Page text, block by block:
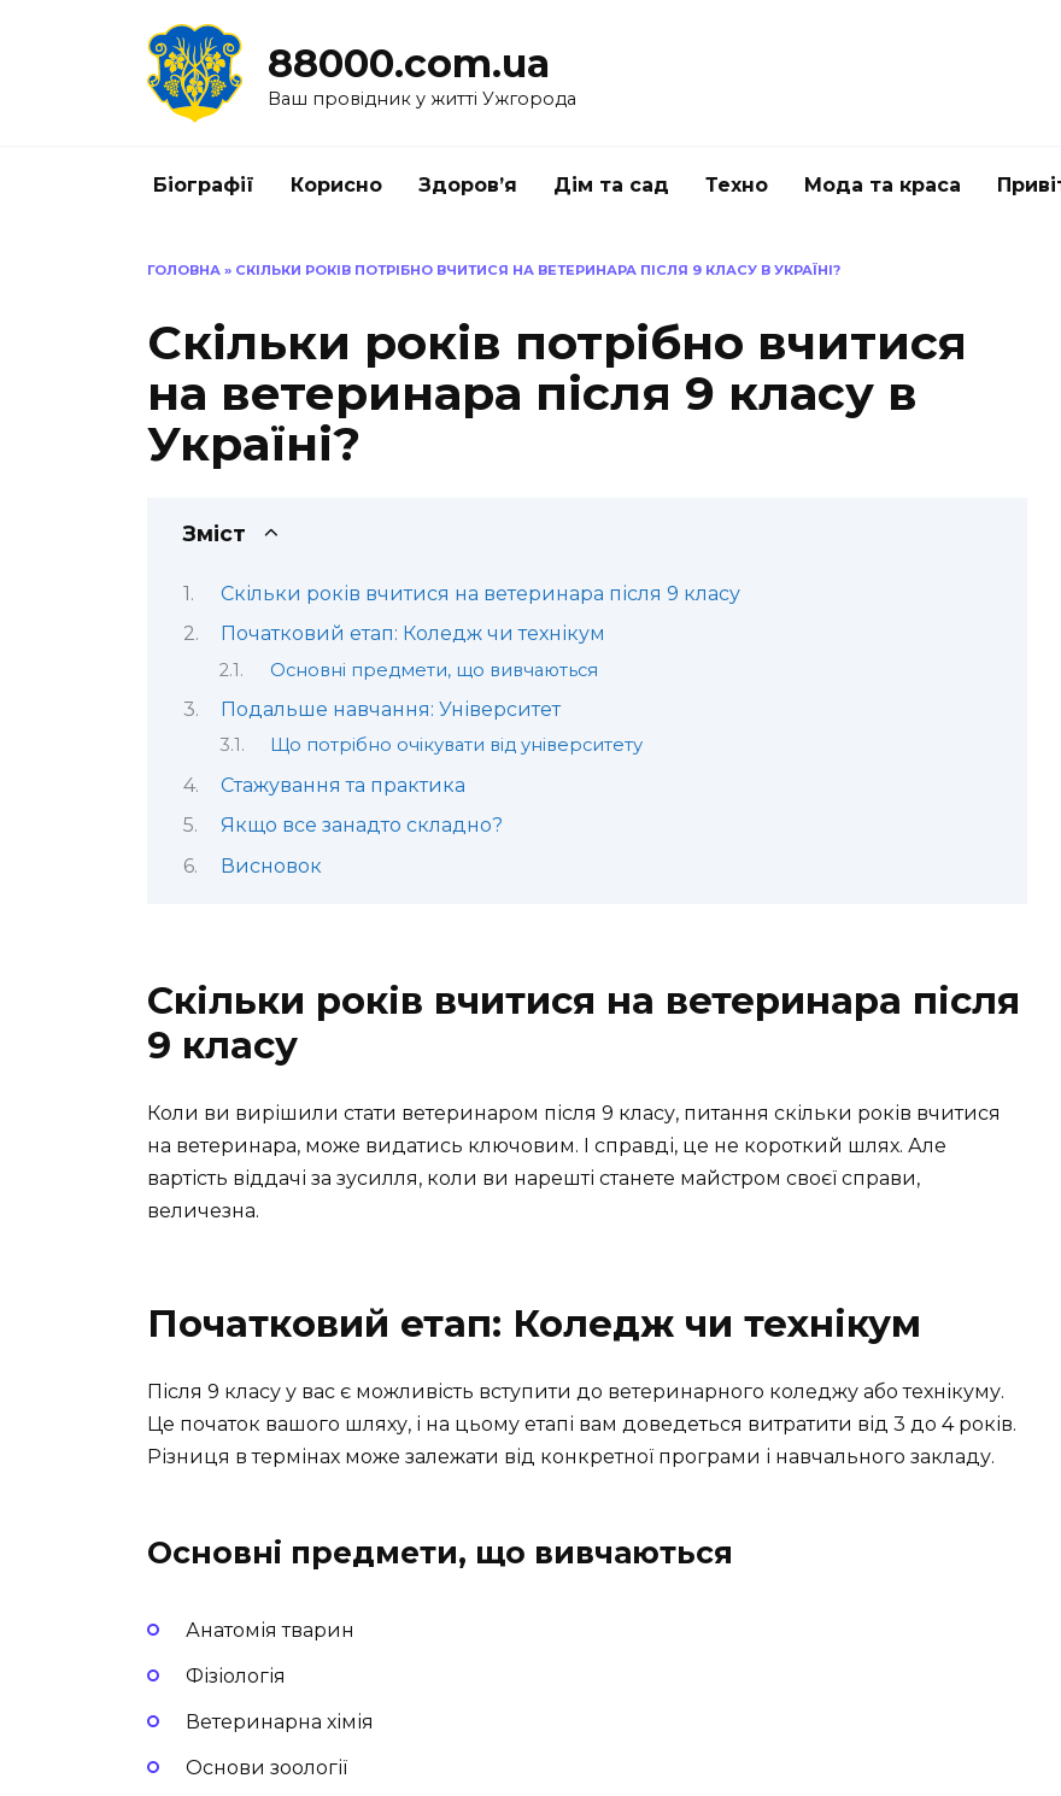
88000.com.ua
Ваш провідник у житті Ужгорода
Біографії Корисно Здоров’я Дім та сад Техно Мода та краса
ГОЛОВНА » СКІЛЬКИ РОКІВ ПОТРІБНО ВЧИТИСЯ НА ВЕТЕРИНАРА ПІСЛЯ 9 КЛАСУ В УКРАЇНІ?
Скільки років потрібно вчитися
на ветеринара після 9 класу в
Україні?
Зміст
Скільки років вчитися на ветеринара після 9 класу
Початковий етап: Коледж чи технікум
Основні предмети, що вивчаються
Подальше навчання: Університет
Що потрібно очікувати від університету
Стажування та практика
Якщо все занадто складно?
Висновок
Скільки років вчитися на ветеринара після
9 класу
Коли ви вирішили стати ветеринаром після 9 класу, питання скільки років вчитися
на ветеринара, може видатись ключовим. І справді, це не короткий шлях. Але
вартість віддачі за зусилля, коли ви нарешті станете майстром своєї справи,
величезна.
Початковий етап: Коледж чи технікум
Після 9 класу у вас є можливість вступити до ветеринарного коледжу або технікуму.
Це початок вашого шляху, і на цьому етапі вам доведеться витратити від 3 до 4 років.
Різниця в термінах може залежати від конкретної програми і навчального закладу.
Основні предмети, що вивчаються
Анатомія тварин
Фізіологія
Ветеринарна хімія
Основи зоології